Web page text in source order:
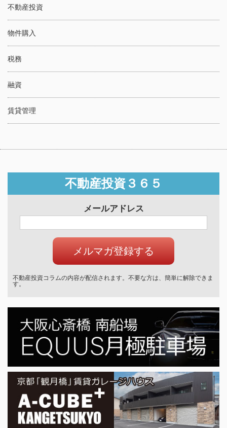
不動産投資
物件購入
税務
融資
賃貸管理
不動産投資３６５
メールアドレス
不動産投資コラムの内容が配信されます。不要な方は、簡単に解除できま
す。